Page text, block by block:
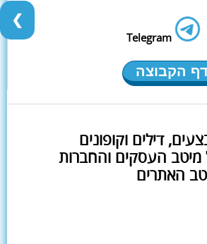
Telegram
הקבוצה
דילים וקופונים
העסקים והחברות
האתרים
❮